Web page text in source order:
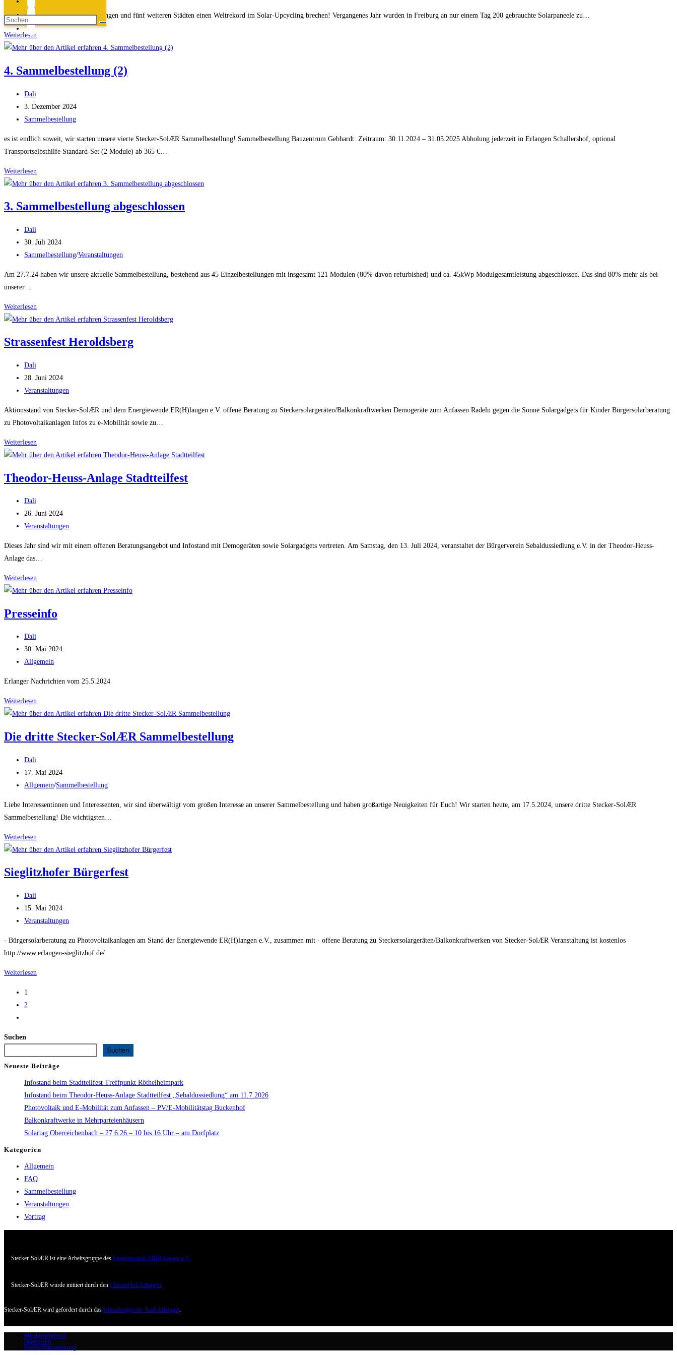
Kategorie:
Am 5. Juli 2025 wollen wir in Erlangen und fünf weiteren Städten einen Weltrekord im Solar-Upcycling brechen! Vergangenes Jahr wurden in Freiburg an nur einem Tag 200 gebrauchte Solarpaneele zu…
Weiterlesen
im
Upcycling
ist
dabei!
☀️
4. Sammelbestellung (2)
Beitrags-
Autor:
Dali
Beitrag
veröffentlicht:
3. Dezember 2024
Beitrags-
Sammelbestellung
es ist endlich soweit, wir starten unsere vierte Stecker-SolÆR Sammelbestellung! Sammelbestellung Bauzentrum Gebhardt: Zeitraum: 30.11.2024 – 31.05.2025 Abholung jederzeit in Erlangen Schallershof, optional
Transportselbsthilfe Standard-Set (2 Module) ab 365 €…
Weiterlesen
Sammelbestellung
3. Sammelbestellung abgeschlossen
Beitrags-
Autor:
Dali
Beitrag
veröffentlicht:
30. Juli 2024
Beitrags-
Sammelbestellung/Veranstaltungen
Am 27.7.24 haben wir unsere aktuelle Sammelbestellung, bestehend aus 45 Einzelbestellungen mit insgesamt 121 Modulen (80% davon refurbished) und ca. 45kWp Modulgesamtleistung abgeschlossen. Das sind 80% mehr als bei
unserer…
Weiterlesen
Sammelbestellung
Strassenfest Heroldsberg
Beitrags-
Autor:
Dali
Beitrag
veröffentlicht:
28. Juni 2024
Beitrags-
Veranstaltungen
Aktionsstand von Stecker-SolÆR und dem Energiewende ER(H)langen e.V. offene Beratung zu Steckersolargeräten/Balkonkraftwerken Demogeräte zum Anfassen Radeln gegen die Sonne Solargadgets für Kinder Bürgersolarberatung
zu Photovoltaikanlagen Infos zu e-Mobilität sowie zu…
Weiterlesen
Heroldsberg
Theodor-Heuss-Anlage Stadtteilfest
Beitrags-
Autor:
Dali
Beitrag
veröffentlicht:
26. Juni 2024
Beitrags-
Veranstaltungen
Dieses Jahr sind wir mit einem offenen Beratungsangebot und Infostand mit Demogeräten sowie Solargadgets vertreten. Am Samstag, den 13. Juli 2024, veranstaltet der Bürgerverein Sebaldussiedlung e.V. in der Theodor-Heuss-
Anlage das…
Weiterlesen
Heuss-
Stadtteilfest
Presseinfo
Beitrags-
Autor:
Dali
Beitrag
veröffentlicht:
30. Mai 2024
Beitrags-
Allgemein
Erlanger Nachrichten vom 25.5.2024
Weiterlesen
Die dritte Stecker-SolÆR Sammelbestellung
Beitrags-
Autor:
Dali
Beitrag
veröffentlicht:
17. Mai 2024
Beitrags-
Allgemein/Sammelbestellung
Liebe Interessentinnen und Interessenten, wir sind überwältigt vom großen Interesse an unserer Sammelbestellung und haben großartige Neuigkeiten für Euch! Wir starten heute, am 17.5.2024, unsere dritte Stecker-SolÆR
Sammelbestellung! Die wichtigsten…
Weiterlesen
dritte
SolÆR
Sieglitzhofer Bürgerfest
Beitrags-
Autor:
Dali
Beitrag
veröffentlicht:
15. Mai 2024
Beitrags-
Veranstaltungen
- Bürgersolarberatung zu Photovoltaikanlagen am Stand der Energiewende ER(H)langen e.V., zusammen mit - offene Beratung zu Steckersolargeräten/Balkonkraftwerken von Stecker-SolÆR Veranstaltung ist kostenlos
http://www.erlangen-sieglitzhof.de/
Weiterlesen
1
2
Seite
Suchen
Suchen
Neueste Beiträge
Infostand beim Stadtteilfest Treffpunkt Röthelheimpark
Infostand beim Theodor-Heuss-Anlage Stadtteilfest „Sebaldussiedlung“ am 11.7.2026
Photovoltaik und E-Mobilität zum Anfassen – PV/E-Mobilitätstag Buckenhof
Balkonkraftwerke in Mehrparteienhäusern
Solartag Oberreichenbach – 27.6.26 – 10 bis 16 Uhr – am Dorfplatz
Kategorien
Allgemein
FAQ
Sammelbestellung
Veranstaltungen
Vortrag
Stecker-SolÆR ist eine Arbeitsgruppe des Energiewende ER(H)langen e.V.
Stecker-SolÆR wurde initiiert durch den ClimateHub Erlangen
Stecker-SolÆR wird gefördert durch das Klimabudget der Stadt Erlangen
Mitgliederbereich
Impressum
Datenschutzerklärung